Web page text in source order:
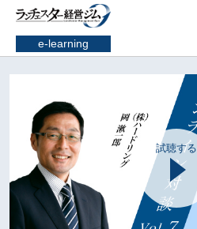
e-learning
試聴する